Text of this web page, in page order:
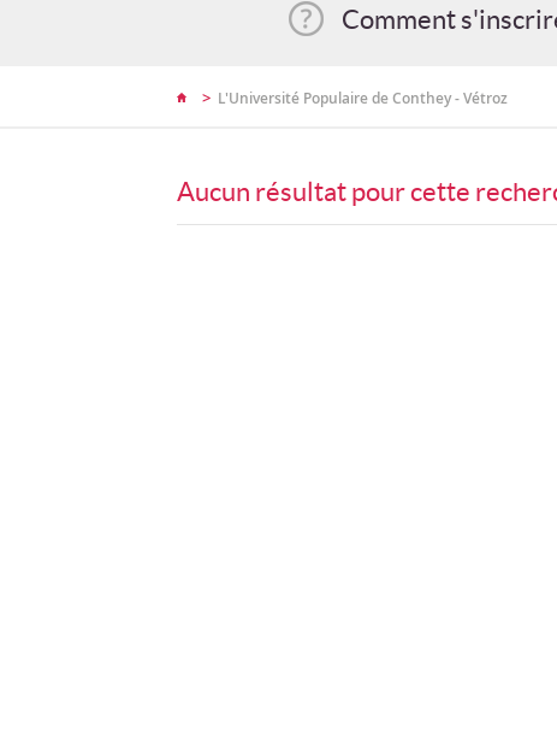
Comment
> L'Université Populaire de Conthey - Vétroz
Aucun résultat pour cette